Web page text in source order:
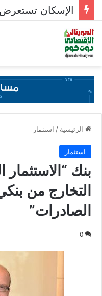
الرئيسية / استثمار
استثمار
بنك
التخارج من
الصادرات”
0